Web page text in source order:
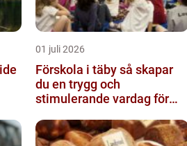
01 juli 2026
Förskola i täby så skapar
du en trygg och
stimulerande vardag för